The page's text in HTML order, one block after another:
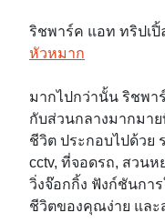
ริชพาร์ค แอท ทริปเปิ้
หัวหมาก
มากไปกว่านั้น ริชพา
กับส่วนกลางมากมา
ชีวิต ประกอบไปด้วย
cctv, ที่จอดรถ, สวน
วิ่งจ๊อกกิ้ง ฟังก์ชันกา
ชีวิตของคุณง่าย แล